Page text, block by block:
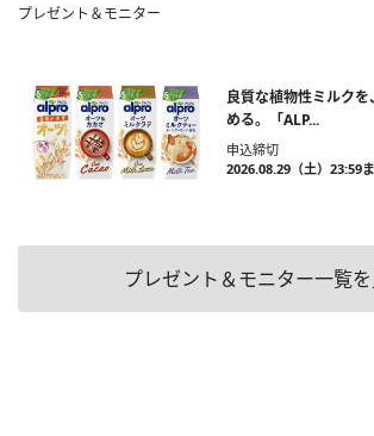
プレゼント＆モニター
良質な植物性ミルク
める。「ALP...
申込締切
2026.08.29（土）23:59
プレゼント＆モニター一覧